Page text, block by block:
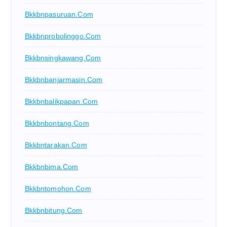
Bkkbnpasuruan.com
Bkkbnprobolinggo.com
Bkkbnsingkawang.com
Bkkbnbanjarmasin.com
Bkkbnbalikpapan.com
Bkkbnbontang.com
Bkkbntarakan.com
Bkkbnbima.com
Bkkbntomohon.com
Bkkbnbitung.com